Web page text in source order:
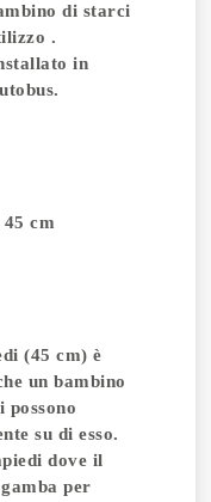
di starci
.
in
cm
(45 cm) è
un bambino
possono
su di esso.
dove il
per